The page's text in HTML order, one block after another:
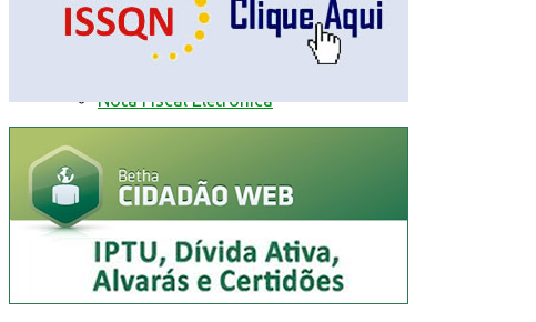
Minha Folha
Nota Fiscal Eletrônica
Fale com a prefeitura
Trânsito
Edital de Notificação